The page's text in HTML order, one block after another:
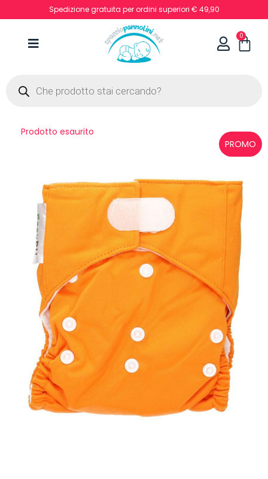
Spedizione gratuita per ordini superiori € 49,90
0
Prodotto esaurito
PROMO